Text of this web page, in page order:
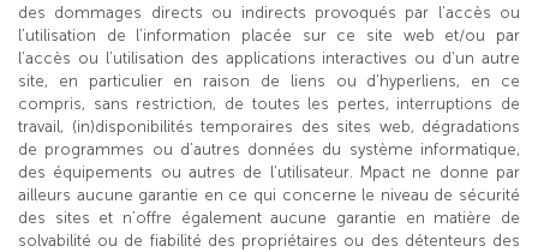
des dommages directs ou indirects provoqués par l’accès ou
l’utilisation de l’information placée sur ce site web et/ou par
l’accès ou l’utilisation des applications interactives ou d’un autre
site, en particulier en raison de liens ou d’hyperliens, en ce
compris, sans restriction, de toutes les pertes, interruptions de
travail, (in)disponibilités temporaires des sites web, dégradations
de programmes ou d’autres données du système informatique,
des équipements ou autres de l’utilisateur. Mpact ne donne par
ailleurs aucune garantie en ce qui concerne le niveau de sécurité
des sites et n’offre également aucune garantie en matière de
solvabilité ou de fiabilité des propriétaires ou des détenteurs des